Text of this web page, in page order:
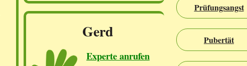
Prüfungsangst
Pubertät
Gerd
Experte anrufen